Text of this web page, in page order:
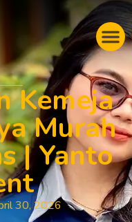
Kemeja
Murah
| Yanto
30, 2026